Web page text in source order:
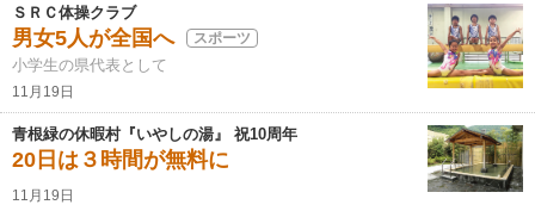
ＳＲＣ体操クラブ
男女5人が全国へ スポーツ
小学生の県代表として
11月19日
青根緑の休暇村『いやしの湯』 祝10周年
20日は３時間が無料に
11月19日